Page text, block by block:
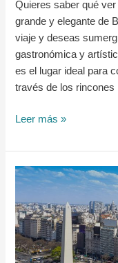
Quieres saber qué
grande y elegante de
viaje y deseas
gastronómica y
es el lugar ideal para
través de los rincones
Leer más »
El
en
Buenos
Aires:
¿Cuándo